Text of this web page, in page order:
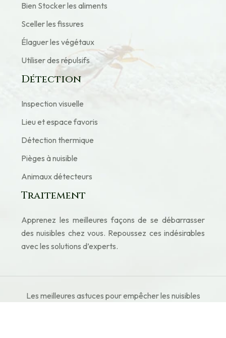
Bien Stocker les aliments
Sceller les fissures
Élaguer les végétaux
Utiliser des répulsifs
Détection
Inspection visuelle
Lieu et espace favoris
Détection thermique
Pièges à nuisible
Animaux détecteurs
Traitement
Apprenez les meilleures façons de se débarrasser
des nuisibles chez vous. Repoussez ces indésirables
avec les solutions d’experts.
Les meilleures astuces pour empêcher les nuisibles